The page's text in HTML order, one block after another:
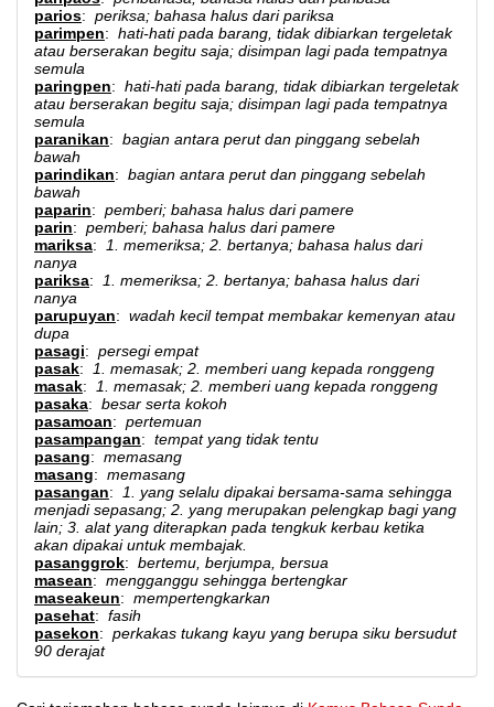
parios: periksa; bahasa halus dari pariksa
parimpen: hati-hati pada barang, tidak dibiarkan tergeletak
atau berserakan begitu saja; disimpan lagi pada tempatnya
semula
paringpen: hati-hati pada barang, tidak dibiarkan tergeletak
atau berserakan begitu saja; disimpan lagi pada tempatnya
semula
paranikan: bagian antara perut dan pinggang sebelah
bawah
parindikan: bagian antara perut dan pinggang sebelah
bawah
paparin: pemberi; bahasa halus dari pamere
parin: pemberi; bahasa halus dari pamere
mariksa:
1. memeriksa; 2. bertanya; bahasa halus dari
nanya
pariksa:
1. memeriksa; 2. bertanya; bahasa halus dari
nanya
parupuyan: wadah kecil tempat membakar kemenyan atau
dupa
pasagi: persegi empat
pasak:
1. memasak; 2. memberi uang kepada ronggeng
masak:
1. memasak; 2. memberi uang kepada ronggeng
pasaka: besar serta kokoh
pasamoan: pertemuan
pasampangan: tempat yang tidak tentu
pasang: memasang
masang: memasang
pasangan:
1. yang selalu dipakai bersama-sama sehingga
menjadi sepasang; 2. yang merupakan pelengkap bagi yang
lain; 3. alat yang diterapkan pada tengkuk kerbau ketika
akan dipakai untuk membajak.
pasanggrok: bertemu, berjumpa, bersua
masean: mengganggu sehingga bertengkar
maseakeun: mempertengkarkan
pasehat: fasih
pasekon: perkakas tukang kayu yang berupa siku bersudut
90 derajat